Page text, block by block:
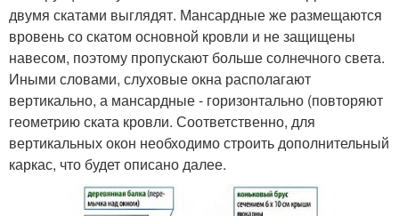
двумя скатами выглядят. Мансардные же размещаются
вровень со скатом основной кровли и не защищены
навесом, поэтому пропускают больше солнечного света.
Иными словами, слуховые окна располагают
вертикально, а мансардные - горизонтально (повторяют
геометрию ската кровли. Соответственно, для
вертикальных окон необходимо строить дополнительный
каркас, что будет описано далее.